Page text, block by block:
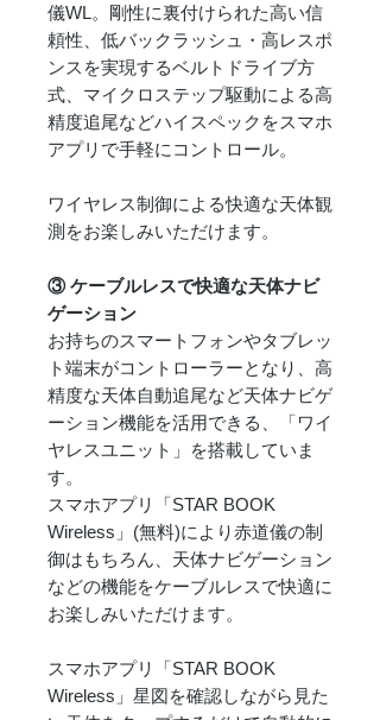
儀WL。剛性に裏付けられた高い信
頼性、低バックラッシュ・高レスポ
ンスを実現するベルトドライブ方
式、マイクロステップ駆動による高
精度追尾などハイスペックをスマホ
アプリで手軽にコントロール。
ワイヤレス制御による快適な天体観
測をお楽しみいただけます。
③ ケーブルレスで快適な天体ナビ
ゲーション
お持ちのスマートフォンやタブレッ
ト端末がコントローラーとなり、高
精度な天体自動追尾など天体ナビゲ
ーション機能を活用できる、「ワイ
ヤレスユニット」を搭載していま
す。
スマホアプリ「STAR BOOK
Wireless」(無料)により赤道儀の制
御はもちろん、天体ナビゲーション
などの機能をケーブルレスで快適に
お楽しみいただけます。
スマホアプリ「STAR BOOK
Wireless」星図を確認しながら見た